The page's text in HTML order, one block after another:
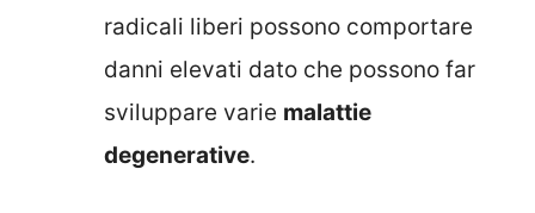
radicali liberi possono comportare
danni elevati dato che possono far
sviluppare varie malattie
degenerative.